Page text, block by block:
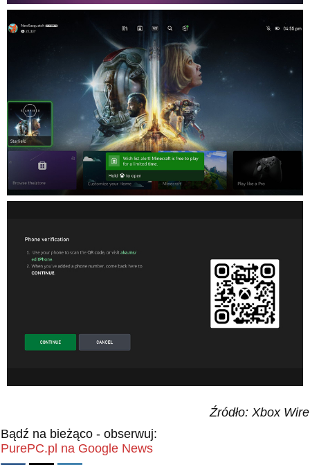
Źródło: Xbox Wire
Bądź na bieżąco - obserwuj:
PurePC.pl na Google News